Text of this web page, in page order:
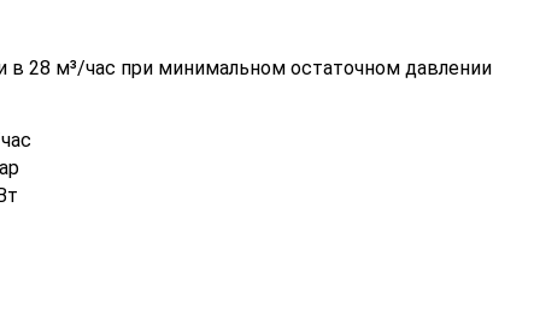
в 28 м³/час при минимальном остаточном давлении